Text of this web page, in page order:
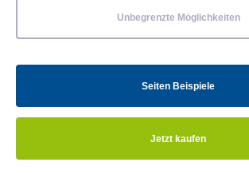
Unbegrenzte Möglichkeiten
Seiten Beispiele
Jetzt kaufen